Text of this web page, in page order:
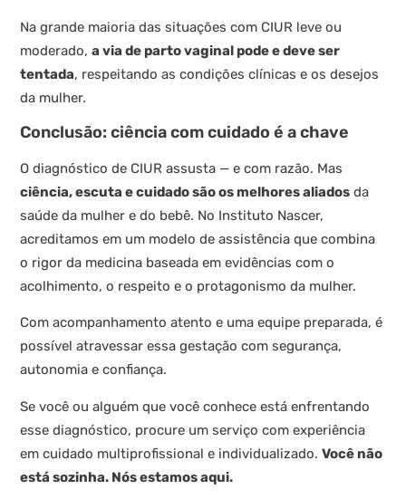
Na grande maioria das situações com CIUR leve ou
moderado,a via de parto vaginal pode e deve ser
tentada, respeitando as condições clínicas e os desejos
da mulher.
Conclusão: ciência com cuidado é a chave
O diagnóstico de CIUR assusta — e com razão. Mas
ciência, escuta e cuidado são os melhores aliados da
saúde da mulher e do bebê. No Instituto Nascer,
acreditamos em um modelo de assistência que combina
o rigor da medicina baseada em evidências com o
acolhimento, o respeito e o protagonismo da mulher.
Com acompanhamento atento e uma equipe preparada, é
possível atravessar essa gestação com segurança,
autonomia e confiança.
Se você ou alguém que você conhece está enfrentando
esse diagnóstico, procure um serviço com experiência
em cuidado multiprofissional e individualizado.Você não
está sozinha. Nós estamos aqui.